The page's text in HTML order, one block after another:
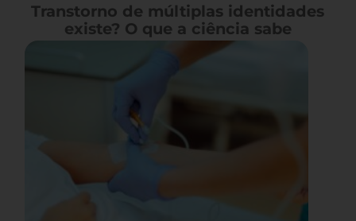
Transtorno de múltiplas identidades
existe? O que a ciência sabe